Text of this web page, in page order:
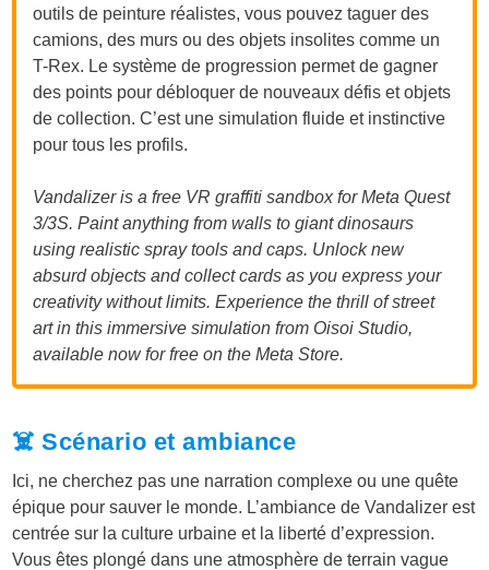
outils de peinture réalistes, vous pouvez taguer des
camions, des murs ou des objets insolites comme un
T-Rex. Le système de progression permet de gagner
des points pour débloquer de nouveaux défis et objets
de collection. C’est une simulation fluide et instinctive
pour tous les profils.
Vandalizer is a free VR graffiti sandbox for Meta Quest
3/3S. Paint anything from walls to giant dinosaurs
using realistic spray tools and caps. Unlock new
absurd objects and collect cards as you express your
creativity without limits. Experience the thrill of street
art in this immersive simulation from Oisoi Studio,
available now for free on the Meta Store.
☠️ Scénario et ambiance
Ici, ne cherchez pas une narration complexe ou une quête
épique pour sauver le monde. L’ambiance de Vandalizer est
centrée sur la culture urbaine et la liberté d’expression.
Vous êtes plongé dans une atmosphère de terrain vague